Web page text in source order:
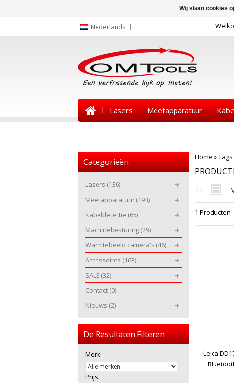
Nederlands
Lasers Meetapparatuur
Home »Tags
1 Producten
Leica
Categorieën
Lasers (136)
Meetapparatuur (193)
Kabeldetectie (65)
Machinebesturing (29)
Warmtebeeld camera's (46)
Accessoires (163)
SALE (32)
Contact (0)
Nieuws (2)
De Resultaten Filteren
Merk
Prijs
Wij slaan cookies